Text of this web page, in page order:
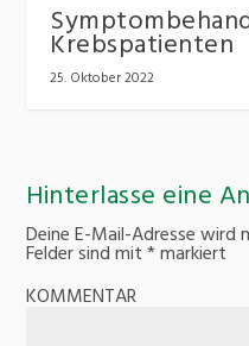
Krebspatienten
25. Oktober 2022
Hinterlasse eine
Deine E-Mail-Adresse
Felder sind mit*markiert
KOMMENTAR